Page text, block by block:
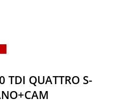
TDI QUATTRO S-